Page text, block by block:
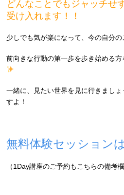
どんなことでもジャッチせ
受け入れます！！
少しでも気が楽になって、今の自分の
前向きな行動の第一歩を歩き始める
一緒に、見たい世界を見に行きましょ
すよ！
無料体験セッション
（1Day講座のご予約もこちらの備考